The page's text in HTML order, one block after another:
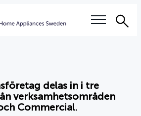
Sök
delas in i tre
verksamhetsområden
Commercial.